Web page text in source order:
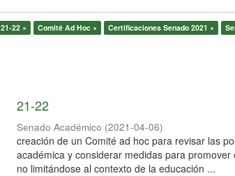
21-22 × Comité Ad Hoc × Certificaciones Senado 2021 ×
21-22
Senado Académico (2021-04-06)
creación de un Comité ad hoc para revisar las
académica y considerar medidas para
no limitándose al contexto de la educación ...